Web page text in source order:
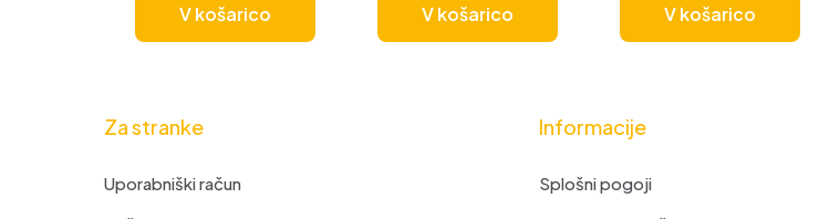
V košarico V košarico V košarico
Za stranke
Uporabniški račun
Informacije
Splošni pogoji